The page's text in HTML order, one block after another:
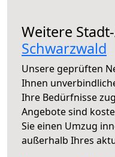
Weitere
Schwarzwald
Unsere geprüften
Ihnen
Ihre Bedürfnisse
Angebote sind
Sie einen Umzug
außerhalb Ihres